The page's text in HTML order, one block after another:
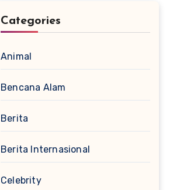
Categories
Animal
Bencana Alam
Berita
Berita Internasional
Celebrity